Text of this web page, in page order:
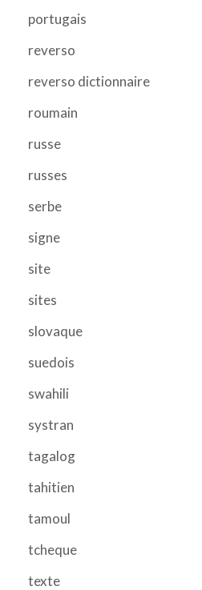
portugais
reverso
reverso dictionnaire
roumain
russe
russes
serbe
signe
site
sites
slovaque
suedois
swahili
systran
tagalog
tahitien
tamoul
tcheque
texte